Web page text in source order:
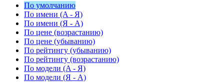
По умолчанию
По имени (A - Я)
По имени (Я - A)
По цене (возрастанию)
По цене (убыванию)
По рейтингу (убыванию)
По рейтингу (возрастанию)
По модели (A - Я)
По модели (Я - A)